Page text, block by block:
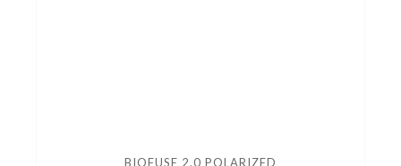
BIOFUSE 2.0 POLARIZED